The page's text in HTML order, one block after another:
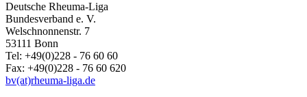
Deutsche Rheuma-Liga
Bundesverband e. V.
Welschnonnenstr. 7
53111 Bonn
Tel: +49(0)228 - 76 60 60
Fax: +49(0)228 - 76 60 620
bv(at)rheuma-liga.de